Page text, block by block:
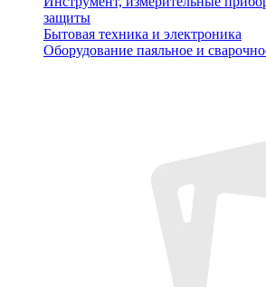
защиты
Бытовая техника и электроника
Оборудование паяльное и